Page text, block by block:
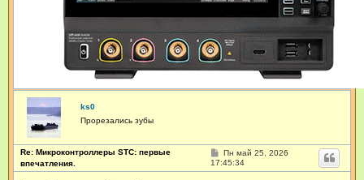
ks0
Прорезались зубы
Re: Микроконтроллеры STC: первые
впечатления.
С
о
о
Пн май 25, 2026
17:45:34